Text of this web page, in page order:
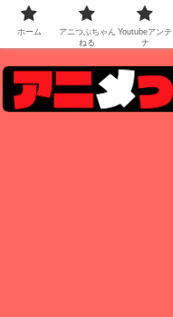
ホーム
アニつぶちゃん
ねる
Youtubeアンテ
ナ